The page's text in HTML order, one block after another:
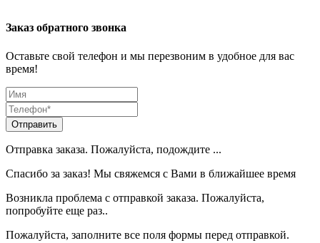
Заказ обратного звонка
Оставьте свой телефон и мы перезвоним в удобное для вас
время!
Отправить
Отправка заказа. Пожалуйста, подождите ...
Спасибо за заказ! Мы свяжемся с Вами в ближайшее время
Возникла проблема с отправкой заказа. Пожалуйста,
попробуйте еще раз..
Пожалуйста, заполните все поля формы перед отправкой.